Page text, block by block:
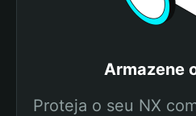
Armazene
Proteja o seu NX